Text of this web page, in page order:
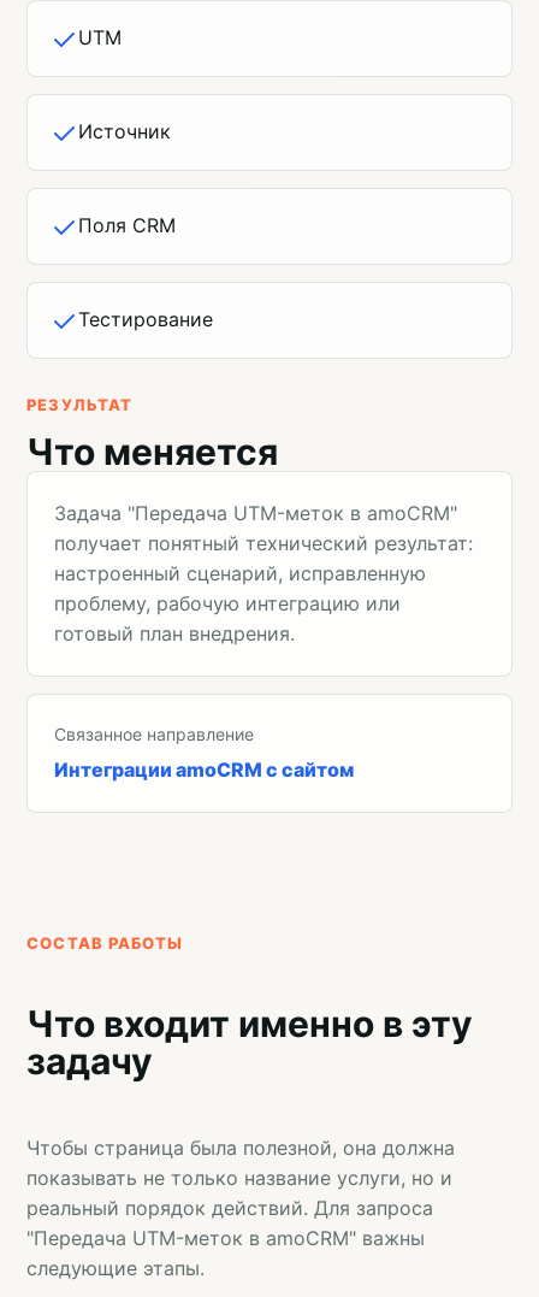
UTM
Источник
Поля CRM
Тестирование
РЕЗУЛЬТАТ
Что меняется
Задача "Передача UTM-меток в amoCRM"
получает понятный технический результат:
настроенный сценарий, исправленную
проблему, рабочую интеграцию или
готовый план внедрения.
Связанное направление
Интеграции amoCRM с сайтом
СОСТАВ РАБОТЫ
Что входит именно в эту
задачу
Чтобы страница была полезной, она должна
показывать не только название услуги, но и
реальный порядок действий. Для запроса
"Передача UTM-меток в amoCRM" важны
следующие этапы.